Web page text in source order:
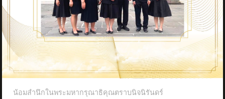
น้อมสำนึกในพระมหากรุณาธิคุณตราบนิจนิรันดร์